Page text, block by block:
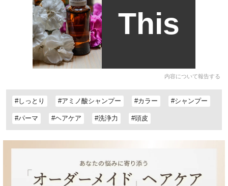
This
内容について報告する
#しっとり #アミノ酸シャンプー #カラー #シャンプー
#パーマ #ヘアケア #洗浄力 #頭皮